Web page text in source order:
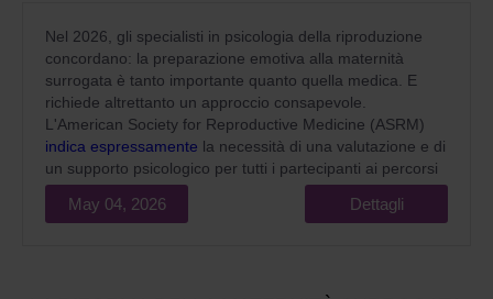
Nel 2026, gli specialisti in psicologia della riproduzione
concordano: la preparazione emotiva alla maternità
surrogata è tanto importante quanto quella medica. E
richiede altrettanto un approccio consapevole.
L'American Society for Reproductive Medicine (ASRM)
indica espressamente la necessità di una valutazione e di
un supporto psicologico per tutti i partecipanti ai percorsi
di maternità surrogata come standard obbligatorio per
un'assistenza medica di qualità.
May 04, 2026 Dettagli